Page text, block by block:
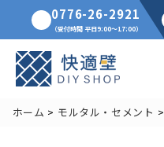
0776-26-2921
（受付時間 平日9:00～17:00）
ホーム モルタル・セメント